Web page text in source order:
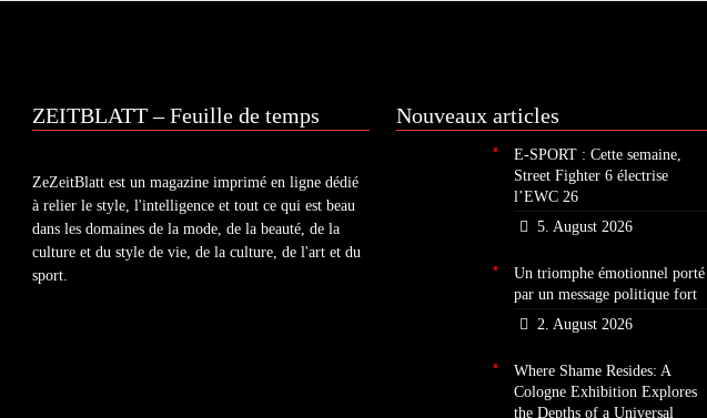
ZEITBLATT – Feuille de temps
ZeZeitBlatt est un magazine imprimé en ligne dédié
à relier le style, l'intelligence et tout ce qui est beau
dans les domaines de la mode, de la beauté, de la
culture et du style de vie, de la culture, de l'art et du
sport.
Nouveaux articles
E-SPORT : Cette semaine,
Street Fighter 6 électrise
l’EWC 26
5. August 2026
Un triomphe émotionnel porté
par un message politique fort
2. August 2026
Where Shame Resides: A
Cologne Exhibition Explores
the Depths of a Universal